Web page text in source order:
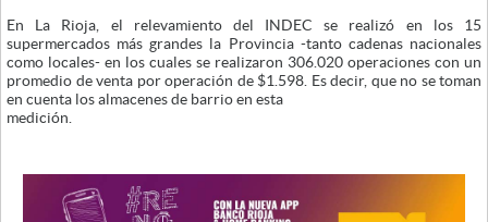
En La Rioja, el relevamiento del INDEC se realizó en los 15
supermercados más grandes la Provincia -tanto cadenas nacionales
como locales- en los cuales se realizaron 306.020 operaciones con un
promedio de venta por operación de $1.598. Es decir, que no se toman
en cuenta los almacenes de barrio en esta
medición.